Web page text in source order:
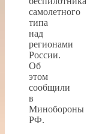
самолетного
типа
над
регионами
России.
Об
этом
сообщили
в
Минобороны
РФ.